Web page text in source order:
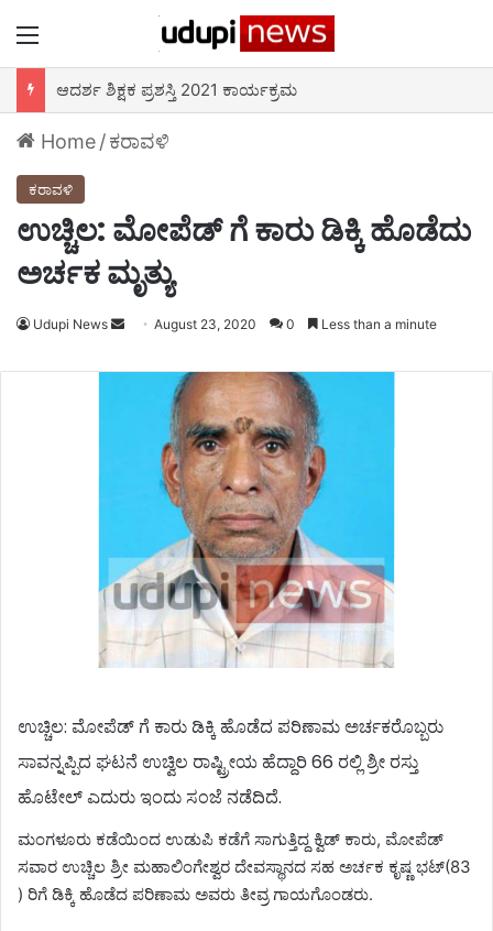
Home/ಕರಾವಳಿ
ಕರಾವಳಿ
ಉಚ್ಚಿಲ: ಮೋಪೆಡ್ ಗೆ ಕಾರು ಡಿಕ್ಕಿ ಹೊಡೆದು
ಅರ್ಚಕ ಮೃತ್ಯು
Udupi News
Send
email
August 23, 2020 0 Less than a minute
ಉಚ್ಚಿಲ: ಮೋಪೆಡ್ ಗೆ ಕಾರು ಡಿಕ್ಕಿ ಹೊಡೆದ ಪರಿಣಾಮ ಅರ್ಚಕರೊಬ್ಬರು
ಸಾವನ್ನಪ್ಪಿದ ಘಟನೆ ಉಚ್ವಿಲ ರಾಷ್ಟ್ರೀಯ ಹೆದ್ದಾರಿ 66 ರಲ್ಲಿ ಶ್ರೀ ರಸ್ತು
ಹೊಟೇಲ್ ಎದುರು ಇಂದು ಸಂಜೆ ನಡೆದಿದೆ.
ಮಂಗಳೂರು ಕಡೆಯಿಂದ ಉಡುಪಿ ಕಡೆಗೆ ಸಾಗುತ್ತಿದ್ದ ಕ್ವಿಡ್ ಕಾರು, ಮೋಪೆಡ್
ಸವಾರ ಉಚ್ಚಿಲ ಶ್ರೀ ಮಹಾಲಿಂಗೇಶ್ವರ ದೇವಸ್ಥಾನದ ಸಹ ಅರ್ಚಕ ಕೃಷ್ಣ ಭಟ್(83
) ರಿಗೆ ಡಿಕ್ಕಿ ಹೊಡೆದ ಪರಿಣಾಮ ಅವರು ತೀವ್ರ ಗಾಯಗೊಂಡರು.